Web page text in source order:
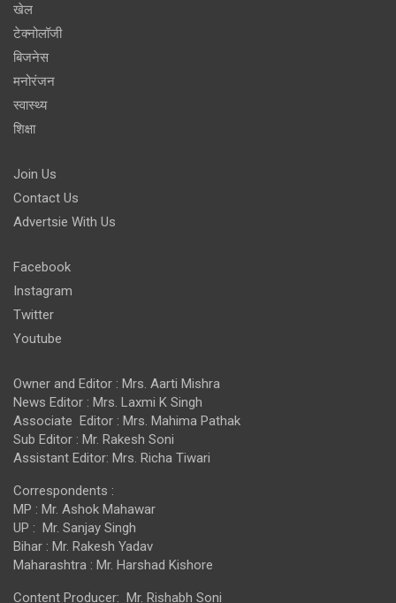
खेल
टेक्नोलॉजी
बिजनेस
मनोरंजन
स्वास्थ्य
शिक्षा
Join Us
Contact Us
Advertsie With Us
Facebook
Instagram
Twitter
Youtube
Owner and Editor : Mrs. Aarti Mishra
News Editor : Mrs. Laxmi K Singh
Associate Editor : Mrs. Mahima Pathak
Sub Editor : Mr. Rakesh Soni
Assistant Editor: Mrs. Richa Tiwari
Correspondents :
MP : Mr. Ashok Mahawar
UP : Mr. Sanjay Singh
Bihar : Mr. Rakesh Yadav
Maharashtra : Mr. Harshad Kishore
Content Producer: Mr. Rishabh Soni